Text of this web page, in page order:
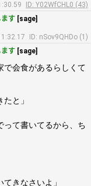
ID: Y02WfCHL0 (43)
す [sage]
ID: nSov9QHDo (1)
す [sage]
で会食があるらしくて
と」
って書いてるから、ち
きなさいよ」